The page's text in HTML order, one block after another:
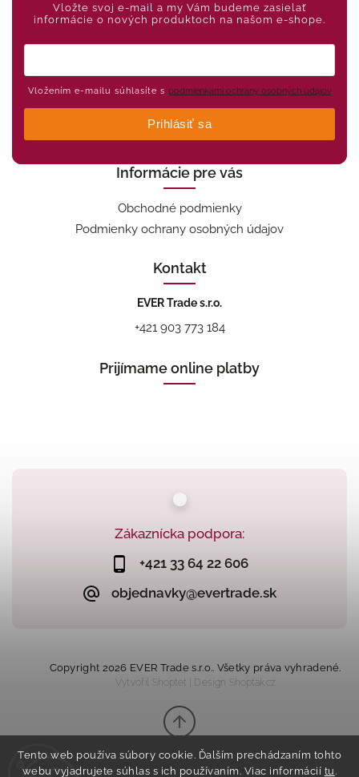
Tento web používa súbory cookie. Ďalším prechádzaním tohto
webu vyjadrujete súhlas s ich používaním. Viac informácií tu.
Zákaznícka podpora:
+421 33 64 22 606
objednavky@evertrade.sk
Vložte svoj e-mail a my Vám budeme zasielať
informácie o nových produktoch na našom e-shope.
Vložením e-mailu súhlasíte s podmienkami ochrany osobných údajov
Prihlásiť sa
Informácie pre vás
Obchodné podmienky
Podmienky ochrany osobných údajov
Kontakt
EVER Trade s.r.o.
+421 903 773 184
Prijímame online platby
Copyright 2026 EVER Trade s.r.o.. Všetky práva vyhradené.
Vytvořil Shoptet | Design Shoptak.cz